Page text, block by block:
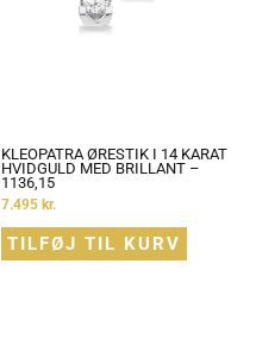
KLEOPATRA ØRESTIK I 14 KARAT
HVIDGULD MED BRILLANT –
1136,15
7.495 kr.
TILFØJ TIL KURV